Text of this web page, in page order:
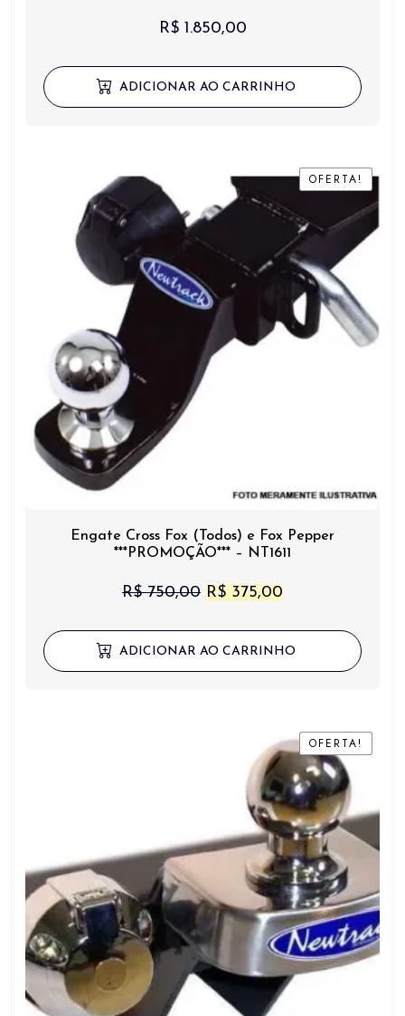
R$1.850,00
ADICIONAR AO CARRINHO
OFERTA!
OFERTA!
Engate Cross Fox (Todos) e Fox Pepper
***PROMOÇÃO*** – NT1611
R$750,00 O
original
R$ 375,00
atual
ADICIONAR AO CARRINHO
OFERTA!
OFERTA!